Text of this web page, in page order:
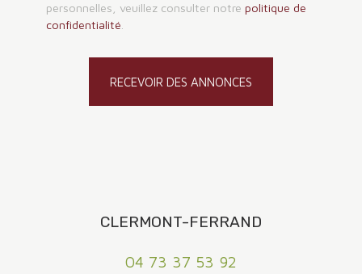
personnelles, veuillez consulter notre politique de
confidentialité
RECEVOIR DES ANNONCES
CLERMONT-FERRAND
04 73 37 53 92